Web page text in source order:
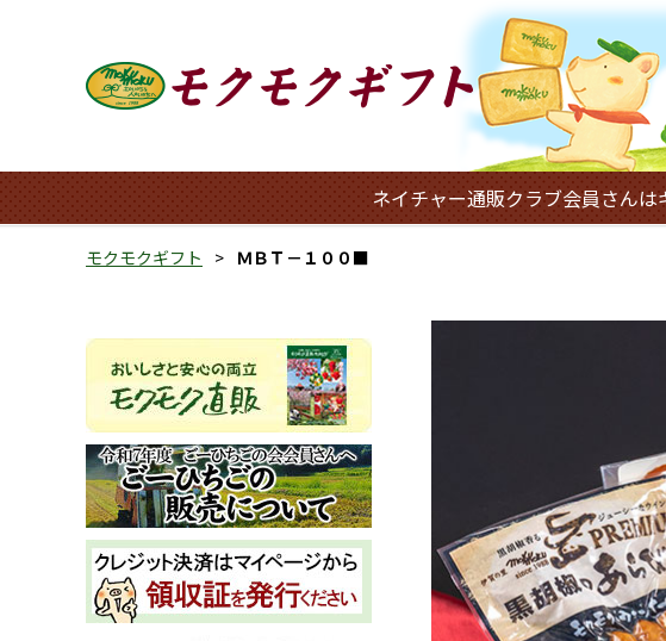
ネイチャー通販クラブ会員さんは
モクモクギフト ＭＢＴ－１００■